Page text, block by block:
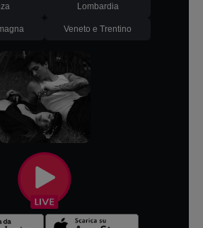
Lombardia
Veneto e Trentino